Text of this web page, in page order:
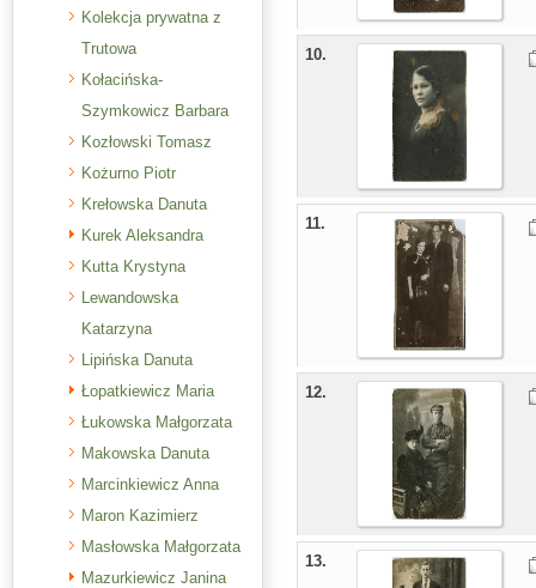
Kolekcja prywatna z
Trutowa
Kołacińska-
Szymkowicz Barbara
Kozłowski Tomasz
Kożurno Piotr
Krełowska Danuta
Kurek Aleksandra
Kutta Krystyna
Lewandowska
Katarzyna
Lipińska Danuta
Łopatkiewicz Maria
Łukowska Małgorzata
Makowska Danuta
Marcinkiewicz Anna
Maron Kazimierz
Masłowska Małgorzata
Mazurkiewicz Janina
10.
11.
12.
13.